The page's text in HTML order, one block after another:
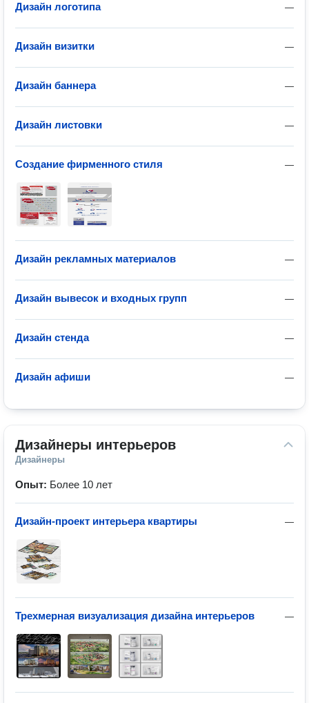
—
Дизайн логотипа
—
Дизайн визитки
—
Дизайн баннера
—
Дизайн листовки
—
Создание фирменного стиля
—
Дизайн рекламных материалов
—
Дизайн вывесок и входных групп
—
Дизайн стенда
—
Дизайн афиши
Дизайнеры интерьеров
Дизайнеры
Опыт: Более 10 лет
—
Дизайн-проект интерьера квартиры
—
Трехмерная визуализация дизайна интерьеров